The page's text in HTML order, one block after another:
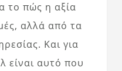
το πώς η αξία
αλλά από τα
Και για
είναι αυτό που